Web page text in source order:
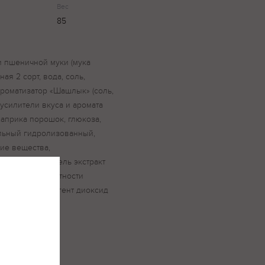
Вес
85
пшеничной муки (мука
2 сорт, вода, соль,
«Шашлык» (соль,
вкуса и аромата
порошок, глюкоза,
гидролизованный,
вещества,
краситель экстракт
кислотности
агент диоксид